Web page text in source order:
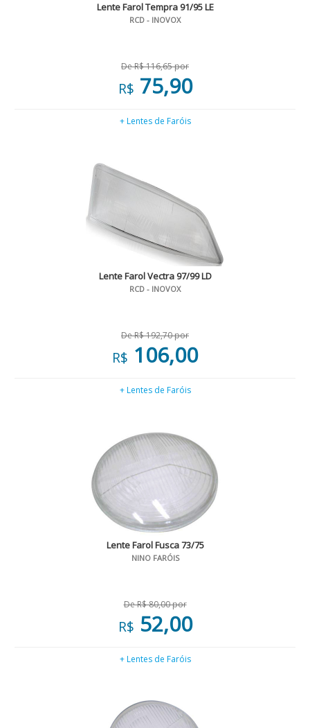
Lente Farol Tempra 91/95 LE
RCD - INOVOX
De R$ 116,65 por
R$ 75,90
+ Lentes de Faróis
Lente Farol Vectra 97/99 LD
RCD - INOVOX
De R$ 192,70 por
R$ 106,00
+ Lentes de Faróis
Lente Farol Fusca 73/75
NINO FARÓIS
De R$ 80,00 por
R$ 52,00
+ Lentes de Faróis